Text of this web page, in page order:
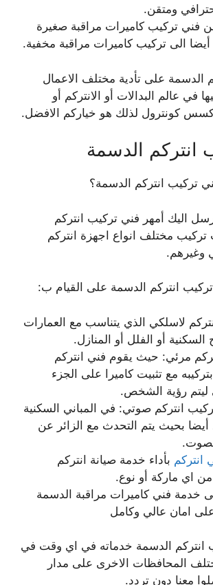
ومتقن.
فني تركيب كاميرات مراقبة صغيرة
أيضا الى تركيب كاميرات مراقبة مخفية.
الدسمة على تأدية مختلف الاعمال
في عالم البدالات أو الانتركم أو
كونترول لذلك هو خياركم الافضل.
انتركم الدسمة
تركيب انتركم الدسمة؟
اليك أمهر فني تركيب انتركم
مختلف انواع اجهزة انتركم
وغيرهم.
انتركم الدسمة على القيام ب:
لاسلكي الذي يتناسب مع العمارات
السكنية أو الفلل أو المنازل.
مرئي: حيث يقوم فني انتركم
مع تثبيت كاميرا على الجزء
ليتم رؤية الشخص.
انتركم صوتي: في المباني السكنية
أيضا بحيث يتم التحدث مع الزائر عن
انتركم بأداء خدمة صيانة انتركم
من اي ماركة أو نوع.
خدمة فني كاميرات مراقبة الدسمة
امان عالي وكامل
انتركم الدسمة خدماته في اي وقت في
المحافظات الاخرى على مدار
معنا دون تردد.